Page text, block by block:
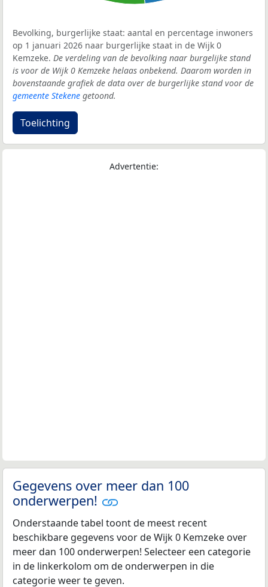
Bevolking, burgerlijke staat: aantal en percentage inwoners
op 1 januari 2026 naar burgerlijke staat in de Wijk 0
Kemzeke. De verdeling van de bevolking naar burgelijke stand
is voor de Wijk 0 Kemzeke helaas onbekend. Daarom worden in
bovenstaande grafiek de data over de burgerlijke stand voor de
gemeente Stekene getoond.
Toelichting
Advertentie:
Gegevens over meer dan 100
onderwerpen!
Onderstaande tabel toont de meest recent
beschikbare gegevens voor de Wijk 0 Kemzeke over
meer dan 100 onderwerpen! Selecteer een categorie
in de linkerkolom om de onderwerpen in die
categorie weer te geven.